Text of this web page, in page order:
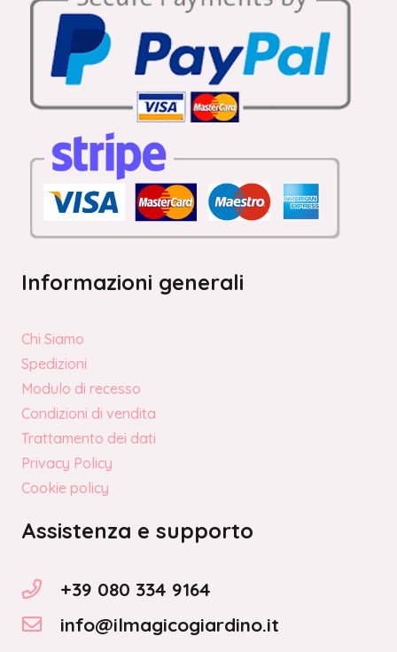
Informazioni generali
Chi Siamo
Spedizioni
Modulo di recesso
Condizioni di vendita
Trattamento dei dati
Privacy Policy
Cookie policy
Assistenza e supporto
+39 080 334 9164
info@ilmagicogiardino.it